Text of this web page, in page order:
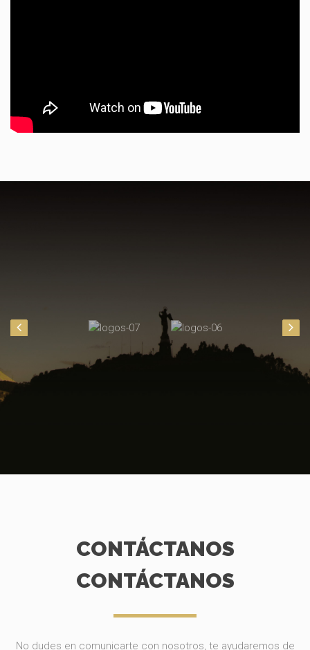
CONTÁCTANOS
CONTÁCTANOS
No dudes en comunicarte con nosotros, te ayudaremos de